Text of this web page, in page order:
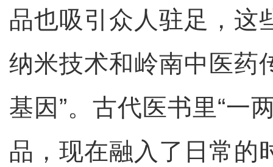
品也吸引众人驻足，这
纳米技术和岭南中医药
基因”。古代医书里“一
品，现在融入了日常的